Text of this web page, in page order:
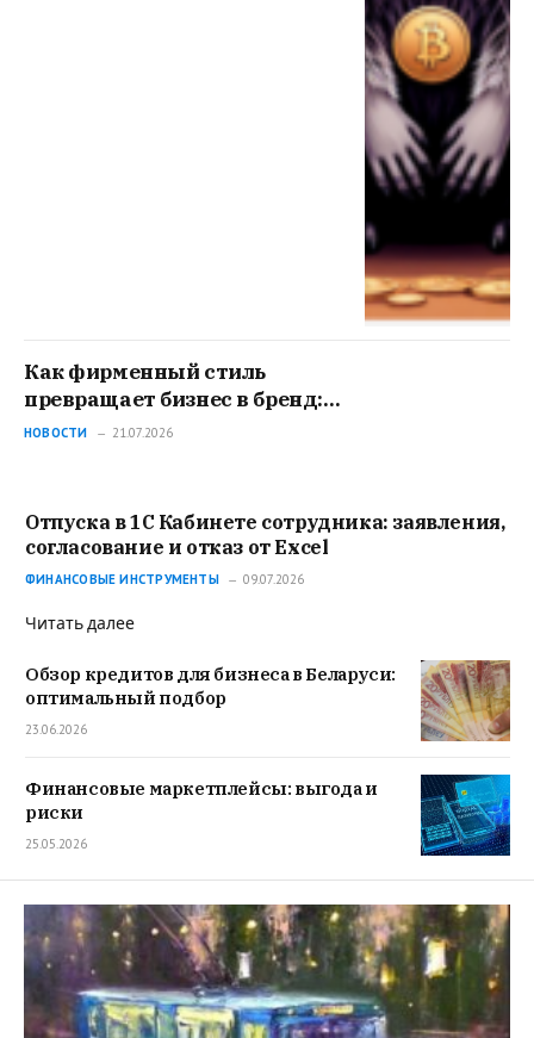
Как фирменный стиль
превращает бизнес в бренд:
секреты и преимущества
НОВОСТИ 21.07.2026
Отпуска в 1С Кабинете сотрудника: заявления,
согласование и отказ от Excel
ФИНАНСОВЫЕ ИНСТРУМЕНТЫ 09.07.2026
Читать далее
Обзор кредитов для бизнеса в Беларуси:
оптимальный подбор
23.06.2026
Финансовые маркетплейсы: выгода и
риски
25.05.2026